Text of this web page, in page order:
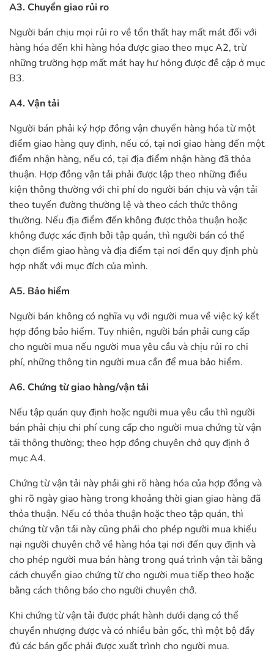
A3. Chuyển giao rủi ro
Người bán chịu mọi rủi ro về tổn thất hay mất mát đối với
hàng hóa đến khi hàng hóa được giao theo mục A2, trừ
những trường hợp mất mát hay hư hỏng được đề cập ở mục
B3.
A4. Vận tải
Người bán phải ký hợp đồng vận chuyển hàng hóa từ một
điểm giao hàng quy định, nếu có, tại nơi giao hàng đến một
điểm nhận hàng, nếu có, tại địa điểm nhận hàng đã thỏa
thuận. Hợp đồng vận tải phải được lập theo những điều
kiện thông thường với chi phí do người bán chịu và vận tải
theo tuyến đường thường lệ và theo cách thức thông
thường. Nếu địa điểm đến không được thỏa thuận hoặc
không được xác định bởi tập quán, thì người bán có thể
chọn điểm giao hàng và địa điểm tại nơi đến quy định phù
hợp nhất với mục đích của mình.
A5. Bảo hiểm
Người bán không có nghĩa vụ với người mua về việc ký kết
hợp đồng bảo hiểm. Tuy nhiên, người bán phải cung cấp
cho người mua nếu người mua yêu cầu và chịu rủi ro chi
phí, những thông tin người mua cần để mua bảo hiểm.
A6. Chứng từ giao hàng/vận tải
Nếu tập quán quy định hoặc người mua yêu cầu thì người
bán phải chịu chi phí cung cấp cho người mua chứng từ vận
tải thông thường; theo hợp đồng chuyên chở quy định ở
mục A4.
Chứng từ vận tải này phải ghi rõ hàng hóa của hợp đồng và
ghi rõ ngày giao hàng trong khoảng thời gian giao hàng đã
thỏa thuận. Nếu có thỏa thuận hoặc theo tập quán, thì
chứng từ vận tải này cũng phải cho phép người mua khiếu
nại người chuyên chở về hàng hóa tại nơi đến quy định và
cho phép người mua bán hàng trong quá trình vận tải bằng
cách chuyển giao chứng từ cho người mua tiếp theo hoặc
bằng cách thông báo cho người chuyên chở.
Khi chứng từ vận tải được phát hành dưới dạng có thể
chuyển nhượng được và có nhiều bản gốc, thì một bộ đầy
đủ các bản gốc phải được xuất trình cho người mua.